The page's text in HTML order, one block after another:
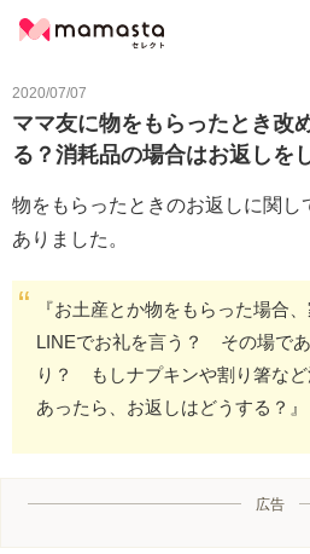
2020/07/07
ママ友に物をもらったとき改
る？消耗品の場合はお返しを
物をもらったときのお返しに関し
ありました。
『お土産とか物をもらった場合
LINEでお礼を言う？ その場で
り？ もしナプキンや割り箸な
あったら、お返しはどうする？』
広告